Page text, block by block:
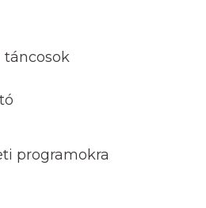
táncosok
programokra